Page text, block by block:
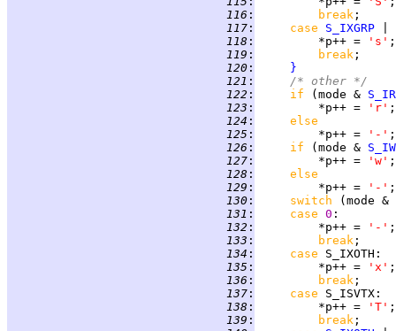
116 : break
117 : case S_IXGRP
118 :
         *p++ =
's'
119 : break
120 :
}
121 :
/* other */
122 : if (mode &
123 :
         *p++ =
'r'
124 :
else
125 :
         *p++ =
'-'
126 : if (mode &
127 :
         *p++ =
'w'
128 :
else
129 :
         *p++ =
'-'
130 : switch
(mode
131 : case 0
132 :
         *p++ =
'-'
133 : break
134 : case S_IXOTH
135 :
         *p++ =
'x'
136 : break
137 : case S_ISVTX
138 :
         *p++ =
'T'
139 : break